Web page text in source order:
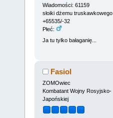
Wiadomości: 61159
słoiki dżemu truskawkowego
+65535/-32
Płeć:
Ja tu tylko bałaganię...
Fasiol
ZOMOwiec
Kombatant Wojny Rosyjsko-
Japońskiej